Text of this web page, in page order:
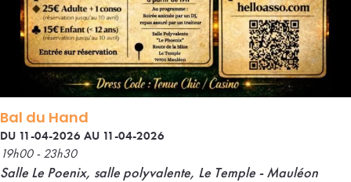
Bal du Hand
DU 11-04-2026 AU 11-04-2026
19h00 - 23h30
Salle Le Poenix, salle polyvalente, Le Temple - Mauléon